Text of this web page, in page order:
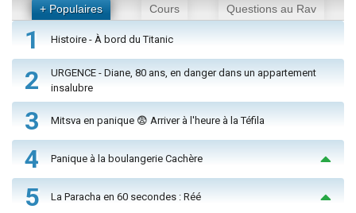
+ Populaires Cours Questions au Rav
1 Histoire - À bord du Titanic
2
URGENCE - Diane, 80 ans, en danger dans un appartement
insalubre
3 Mitsva en panique 😨 Arriver à l'heure à la Téfila
4 Panique à la boulangerie Cachère
5 La Paracha en 60 secondes : Réé